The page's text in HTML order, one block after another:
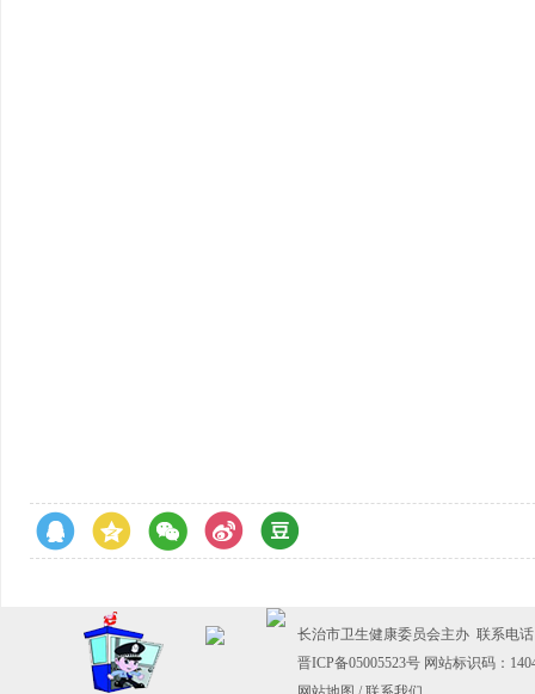
长治市卫生健康委员会主办 联系电话
晋ICP备05005523号 网站标识码：